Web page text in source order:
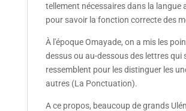
tellement nécessaires dans la langue
pour savoir la fonction correcte des
À l'époque Omayade, on a mis les
dessus ou au-dessous des lettres qui
ressemblent pour les distinguer les
autres (La Ponctuation).
A ce propos, beaucoup de grands